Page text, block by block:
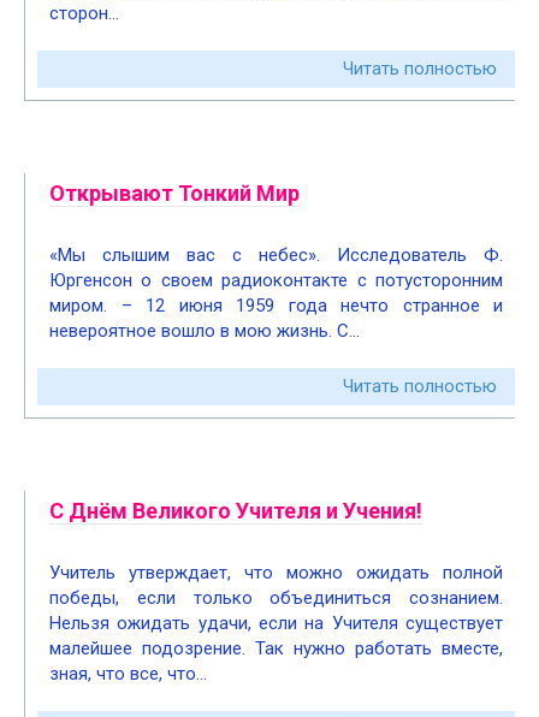
сторон…
Читать полностью
Открывают Тонкий Мир
«Мы слышим вас с небес». Исследователь Ф.
Юргенсон о своем радиоконтакте с потусторонним
миром. – 12 июня 1959 года нечто странное и
невероятное вошло в мою жизнь. С…
Читать полностью
С Днём Великого Учителя и Учения!
Учитель утверждает, что можно ожидать полной
победы, если только объединиться сознанием.
Нельзя ожидать удачи, если на Учителя существует
малейшее подозрение. Так нужно работать вместе,
зная, что все, что…